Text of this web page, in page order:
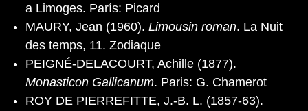
a Limoges. París: Picard
MAURY, Jean (1960). Limousin roman. La Nuit
des temps, 11. Zodiaque
PEIGNÉ-DELACOURT, Achille (1877).
Monasticon Gallicanum. Paris: G. Chamerot
ROY DE PIERREFITTE, J.-B. L. (1857-63).